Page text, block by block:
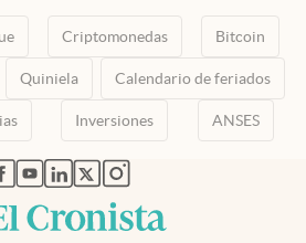
Criptomonedas Bitcoin
Quiniela Calendario de feriados
Inversiones ANSES
abre en nueva pestaña
abre en nueva pestaña
abre en nueva pestaña
abre en nueva pestaña
abre en nueva pestaña